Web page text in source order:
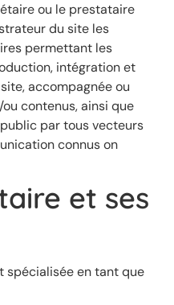
ou le prestataire
du site les
permettant les
intégration et
accompagnée ou
contenus, ainsi que
par tous vecteurs
connus on
et ses
spécialisée en tant que